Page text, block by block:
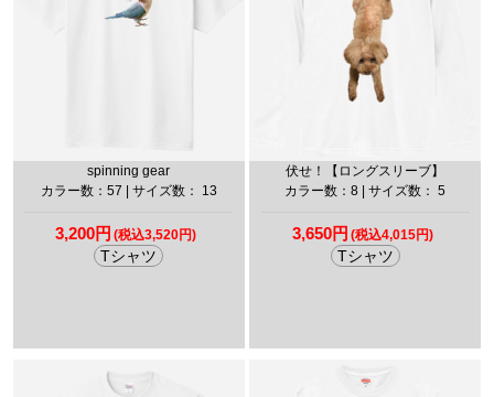
spinning gear
カラー数：57 | サイズ数： 13
3,200円 (税込3,520円)
Tシャツ
伏せ！【ロングスリーブ】
カラー数：8 | サイズ数： 5
3,650円 (税込4,015円)
Tシャツ